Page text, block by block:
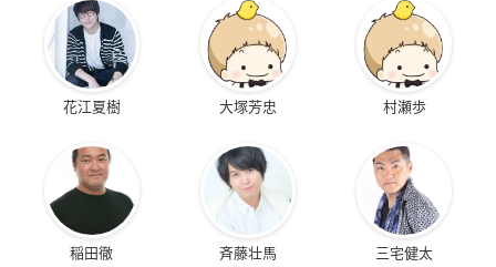
花江夏樹 大塚芳忠 村瀬歩
稲田徹 斉藤壮馬 三宅健太